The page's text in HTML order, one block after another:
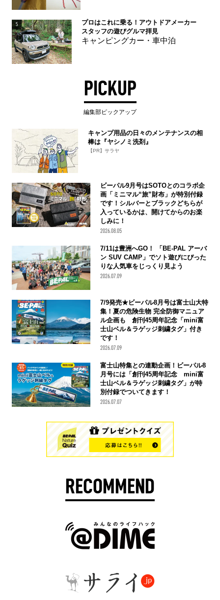
5
プロはこれに乗る！アウトドアメーカー
スタッフの遊びグルマ拝見
キャンピングカー・車中泊
PICKUP
編集部ピックアップ
キャンプ用品の日々のメンテナンスの相
棒は『ヤシノミ洗剤』
【PR】サラヤ
ビーパル9月号はSOTOとのコラボ企
画「ミニマル“旅”財布」が特別付録
です！シルバーとブラックどちらが
入っているかは、開けてからのお楽
しみに！
2026.08.05
7/11は豊洲へGO！ 「BE-PAL アーバ
ン SUV CAMP」でソト遊びにぴった
りな人気車をじっくり見よう
2026.07.09
7/9発売★ビーパル8月号は富士山大特
集！夏の危険生物 完全防御マニュア
ル企画も 創刊45周年記念「mini富
士山ベル＆ラゲッジ刺繍タグ」付き
です！
2026.07.09
富士山特集との連動企画！ビーパル8
月号には「創刊45周年記念 mini富
士山ベル＆ラゲッジ刺繍タグ」が特
別付録でついてきます！
2026.07.07
RECOMMEND